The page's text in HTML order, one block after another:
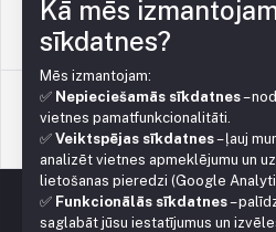
Lietošanas noteikumi
Atbalsta politika
Kā mēs
sīkdatnes?
Mēs izmantojam:
✅ Nepieciešamās sīkdatnes–
vietnes pamatfunkcionalitāti.
✅ Veiktspējas sīkdatnes– ļauj
analizēt vietnes apmeklējumu un
lietošanas pieredzi (Google
✅ Funkcionālās sīkdatnes–
saglabāt jūsu iestatījumus un